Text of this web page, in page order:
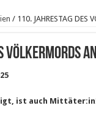
/ 110. JAHRESTAG DES
VÖLKERMORDS
ist auch